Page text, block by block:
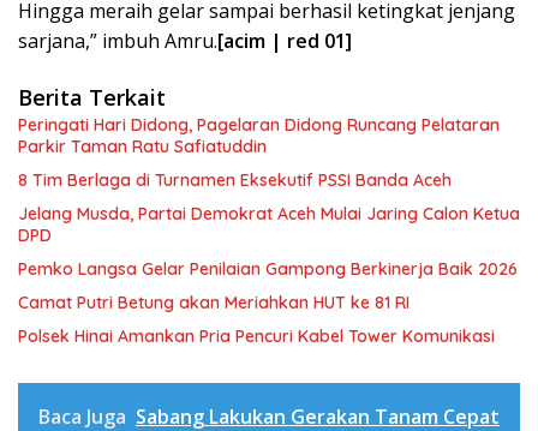
Hingga meraih gelar sampai berhasil ketingkat jenjang
sarjana,” imbuh Amru.[acim | red 01]
Berita Terkait
Peringati Hari Didong, Pagelaran Didong Runcang Pelataran
Parkir Taman Ratu Safiatuddin
8 Tim Berlaga di Turnamen Eksekutif PSSI Banda Aceh
Jelang Musda, Partai Demokrat Aceh Mulai Jaring Calon Ketua
DPD
Pemko Langsa Gelar Penilaian Gampong Berkinerja Baik 2026
Camat Putri Betung akan Meriahkan HUT ke 81 RI
Polsek Hinai Amankan Pria Pencuri Kabel Tower Komunikasi
Baca Juga Sabang Lakukan Gerakan Tanam Cepat